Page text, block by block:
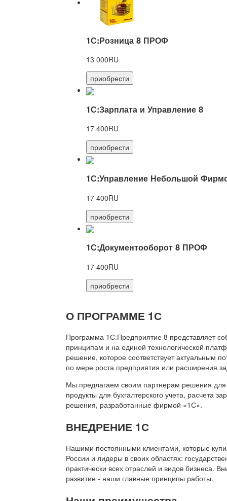
1С:Розница 8 ПРОФ
13 000RU
приобрести
1С:Зарплата и Управление 8
17 400RU
приобрести
1С:Управление Небольшой
17 400RU
приобрести
1С:Документооборот 8 ПРОФ
17 400RU
приобрести
О ПРОГРАММЕ 1С
Программа 1С:Предприятие 8 представляет
принципам и на единой технологической
решение, которое соответствует актуальным
по мере роста предприятия или расширения
Мы предлагаем своим партнерам решения для
продукты для бухгалтерского учета, расчета
решения, разработанные фирмой «1С».
ВНЕДРЕНИЕ 1С
Нашими постоянными клиентами, которые
России и лидеры в своих областях:
практически всех отраслей и видов бизнеса.
развитие - наши главные принципы работы.